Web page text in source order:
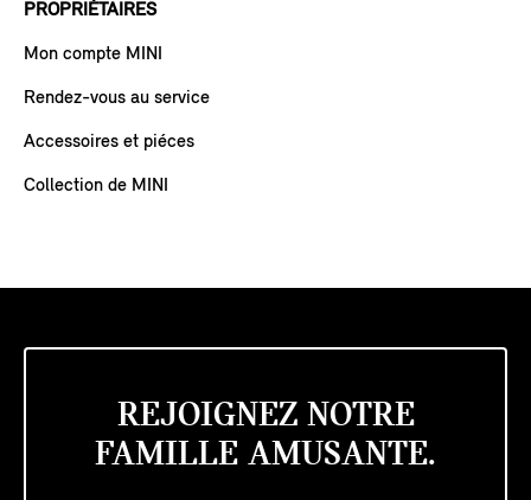
PROPRIÉTAIRES
Mon compte MINI
Rendez-vous au service
Accessoires et piéces
Collection de MINI
REJOIGNEZ NOTRE
FAMILLE AMUSANTE.